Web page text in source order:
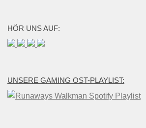
HÖR UNS AUF:
UNSERE GAMING OST-PLAYLIST: